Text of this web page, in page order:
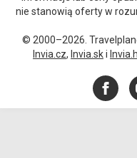
nie stanowią oferty w
© 2000–2026.
Invia.cz, Invia.ski